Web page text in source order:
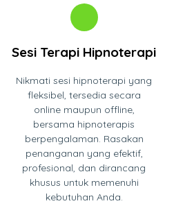
Sesi Terapi Hipnoterapi
Nikmati sesi hipnoterapi yang
fleksibel, tersedia secara
online maupun offline,
bersama hipnoterapis
berpengalaman. Rasakan
penanganan yang efektif,
profesional, dan dirancang
khusus untuk memenuhi
kebutuhan Anda.